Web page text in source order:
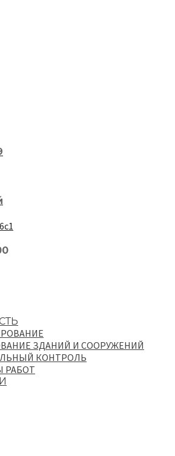
ЗДАНИЙ И СООРУЖЕНИЙ
КОНТРОЛЬ
РАБОТ